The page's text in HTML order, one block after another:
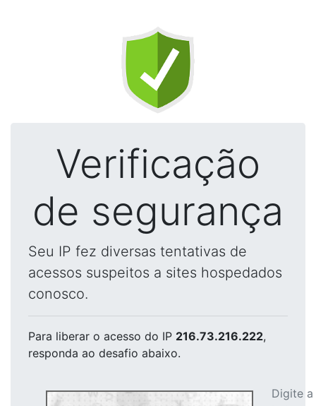
Verificação
de segurança
Seu IP fez diversas tentativas de
acessos suspeitos a sites hospedados
conosco.
Para liberar o acesso do IP 216.73.216.222,
responda ao desafio abaixo.
Digite